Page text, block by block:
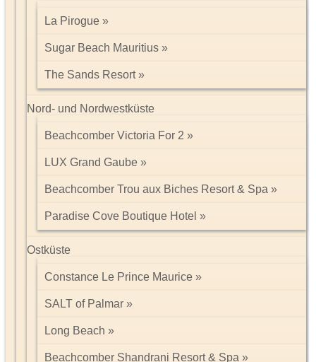
La Pirogue
Sugar Beach Mauritius
The Sands Resort
Nord- und Nordwestküste
Beachcomber Victoria For 2
LUX Grand Gaube
Beachcomber Trou aux Biches Resort & Spa
Paradise Cove Boutique Hotel
Ostküste
Constance Le Prince Maurice
SALT of Palmar
Long Beach
Beachcomber Shandrani Resort & Spa